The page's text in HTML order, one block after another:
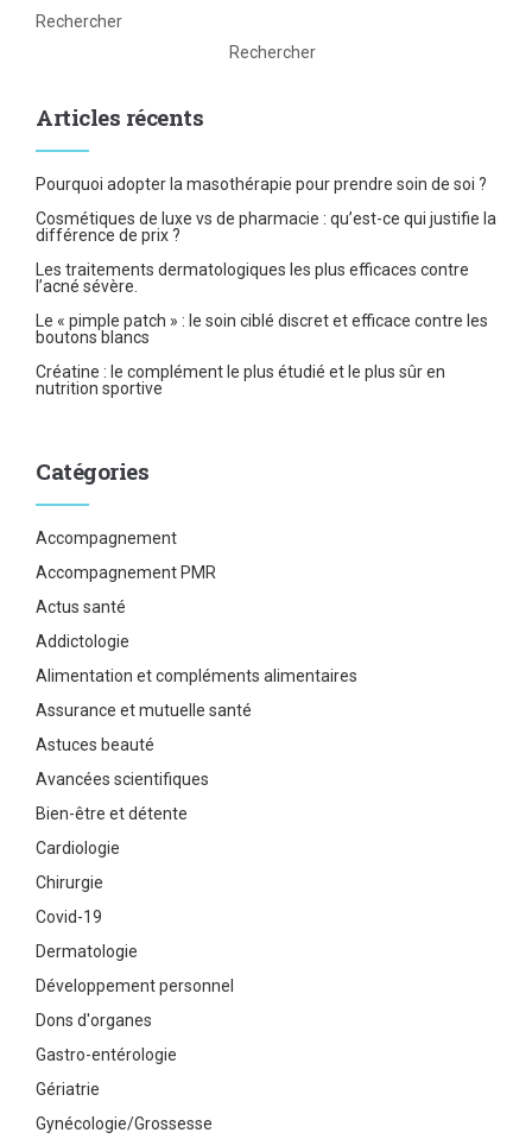
Rechercher
Rechercher
Articles récents
Pourquoi adopter la masothérapie pour prendre soin de soi ?
Cosmétiques de luxe vs de pharmacie : qu’est-ce qui justifie la
différence de prix ?
Les traitements dermatologiques les plus efficaces contre
l’acné sévère.
Le « pimple patch » : le soin ciblé discret et efficace contre les
boutons blancs
Créatine : le complément le plus étudié et le plus sûr en
nutrition sportive
Catégories
Accompagnement
Accompagnement PMR
Actus santé
Addictologie
Alimentation et compléments alimentaires
Assurance et mutuelle santé
Astuces beauté
Avancées scientifiques
Bien-être et détente
Cardiologie
Chirurgie
Covid-19
Dermatologie
Développement personnel
Dons d'organes
Gastro-entérologie
Gériatrie
Gynécologie/Grossesse